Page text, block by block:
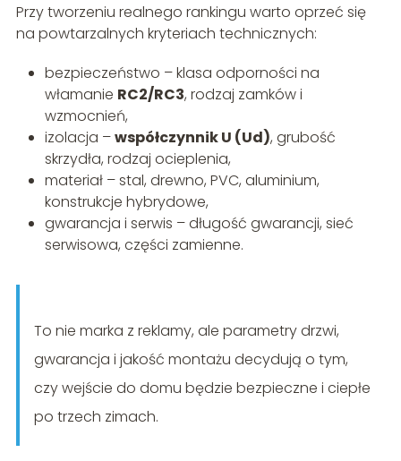
Przy tworzeniu realnego rankingu warto oprzeć się
na powtarzalnych kryteriach technicznych:
bezpieczeństwo – klasa odporności na
włamanie RC2/RC3, rodzaj zamków i
wzmocnień,
izolacja –współczynnik U (Ud), grubość
skrzydła, rodzaj ocieplenia,
materiał – stal, drewno, PVC, aluminium,
konstrukcje hybrydowe,
gwarancja i serwis – długość gwarancji, sieć
serwisowa, części zamienne.
To nie marka z reklamy, ale parametry drzwi,
gwarancja i jakość montażu decydują o tym,
czy wejście do domu będzie bezpieczne i ciepłe
po trzech zimach.